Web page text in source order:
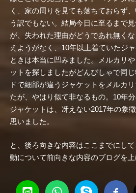
く、家の周りを見ても落ちておらず
う訳でもない。結局今日に至るまで
が、失われた理由がどうであれ無く
えようがなく、10年以上着ていたジ
ときは本当に凹みました。メルカリ
ットを探しましたがどんぴしゃで同
ドで細部が違うジャケットをメルカ
たが、やはり似て非なるもの。10年
ジャケットは、冴えない2017年の象
思いました。
と、後ろ向きな内容はここまでにし
動について前向きな内容のブログを上